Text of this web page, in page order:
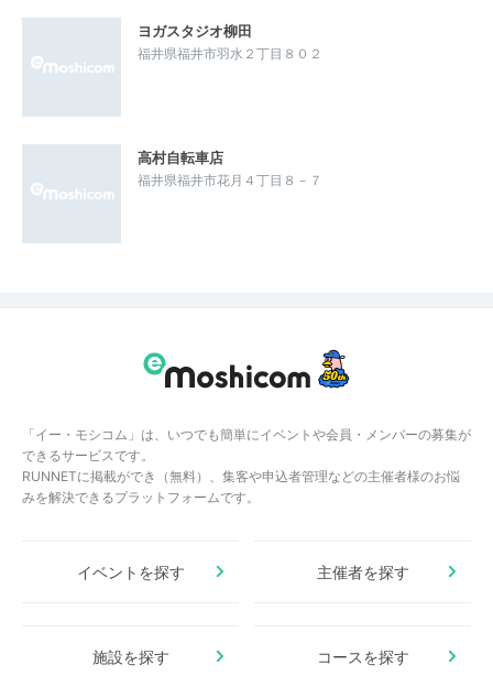
ヨガスタジオ柳田
福井県福井市羽水２丁目８０２
高村自転車店
福井県福井市花月４丁目８－７
「イー・モシコム」は、いつでも簡単にイベントや会員・メンバーの募集が
できるサービスです。
RUNNETに掲載ができ（無料）、集客や申込者管理などの主催者様のお悩
みを解決できるプラットフォームです。
イベントを探す 主催者を探す
施設を探す コースを探す